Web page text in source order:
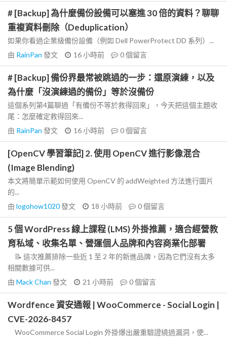
# [Backup] 為什麼備份設備可以塞進 30 倍的資料？聊聊
重複資料刪除（Deduplication）
如果你看過企業級備份設備（例如 Dell PowerProtect DD 系列）...
由 RainPan 發文 16 小時前 0個留言
# [Backup] 備份界最常被跳過的一步：還原演練，以及
為什麼「沒演練過的備份」等於沒備份
這個系列第4篇聊過「有備份不等於救得回來」，今天把這個主題收
尾：怎麼確定救得回來...
由 RainPan 發文 16 小時前 0個留言
[OpenCV 學習筆記] 2. 使用 OpenCV 進行影像混合
(Image Blending)
本文將簡單示範如何使用 OpenCV 的 addWeighted 方法進行圖片
的...
由 logohow1020發文 18 小時前 0個留言
5 個 WordPress 線上課程 (LMS) 外掛推薦，適合經營教
育私域、收集名單、營運個人品牌和內容商業化部署
📝 這次推薦排除一些近 1 至 2 年的新進品牌，因為它們沒有太多
相關數據可供...
由 Mack Chan 發文 21 小時前 0個留言
Wordfence 資安通報 | WooCommerce - Social Login |
CVE-2026-8457
WooCommerce Social Login 外掛爆出嚴重驗證繞過漏洞，使...